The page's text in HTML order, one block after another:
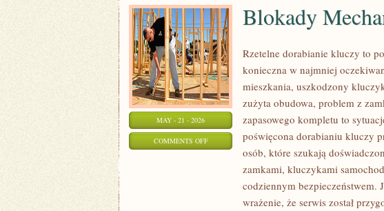
MAY - 21 - 2026
COMMENTS OFFON
MECHANICZNE
Blokady
Rzetelne dorabianie kluczy to
konieczna w najmniej
mieszkania, uszkodzony
zużyta obudowa, problem z
zapasowego kompletu to
poświęcona dorabianiu kluczy
osób, które szukają
zamkami, kluczykami
codziennym bezpieczeństwem.
wrażenie, że serwis został